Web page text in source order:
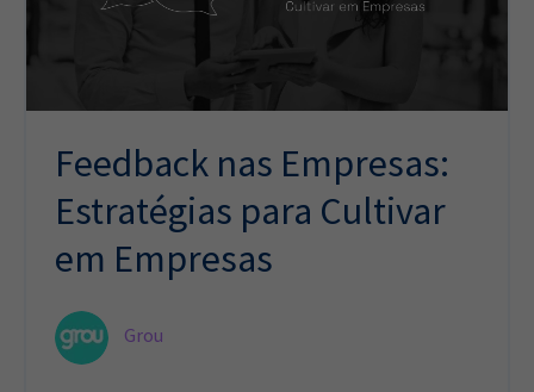
Feedback nas Empresas:
Estratégias para Cultivar
em Empresas
Grou